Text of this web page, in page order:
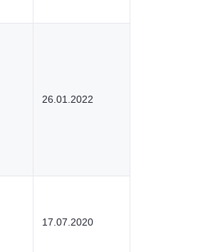
26.01.2022
17.07.2020